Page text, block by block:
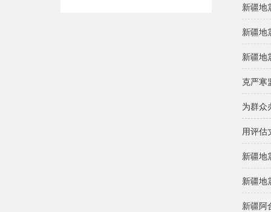
新疆地
新疆地
新疆地
克严
为群众
用评
新疆地
新疆地
新疆阿